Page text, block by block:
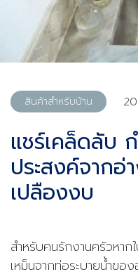
สินค้าสำหรับบ้าน
แชร์เคล็ดลับ
ประสงค์จากอ่
เปลืองงบ
สำหรับคนรักงานครัวหา
เหม็นจากท่อระบายน้ำของ